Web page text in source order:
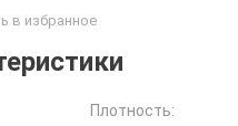
Плотность: